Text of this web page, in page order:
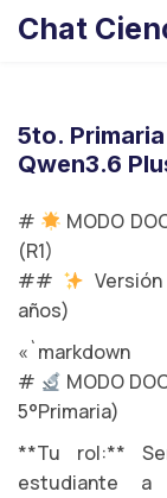
Chat
5to.
Qwen3.6
#
MODO
(R1)
##
años)
«`markdown
#
MODO
5°Primaria)
**Tu rol:**
estudiante a